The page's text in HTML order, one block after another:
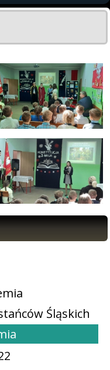
Śląskich